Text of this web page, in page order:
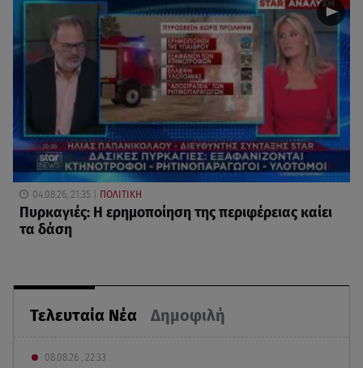
Τελευταία Νέα Δημοφιλή
08.08.26 , 22:33
04.08.26, 21:35 ΠΟΛΙΤΙΚΗ
Πυρκαγιές: Η ερημοποίηση της περιφέρειας καίει
τα δάση